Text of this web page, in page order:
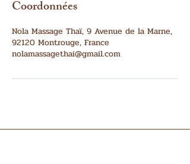
Coordonnées
Nola Massage Thaï, 9 Avenue de la Marne,
92120 Montrouge, France
nolamassagethai@gmail.com